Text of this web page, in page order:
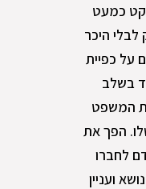
כמעט
היכר
על כפיית
בשלב
המשפט
הפך את
לחברו
ועניין